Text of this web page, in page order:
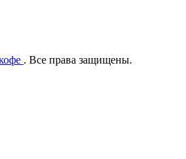
. Все права защищены.